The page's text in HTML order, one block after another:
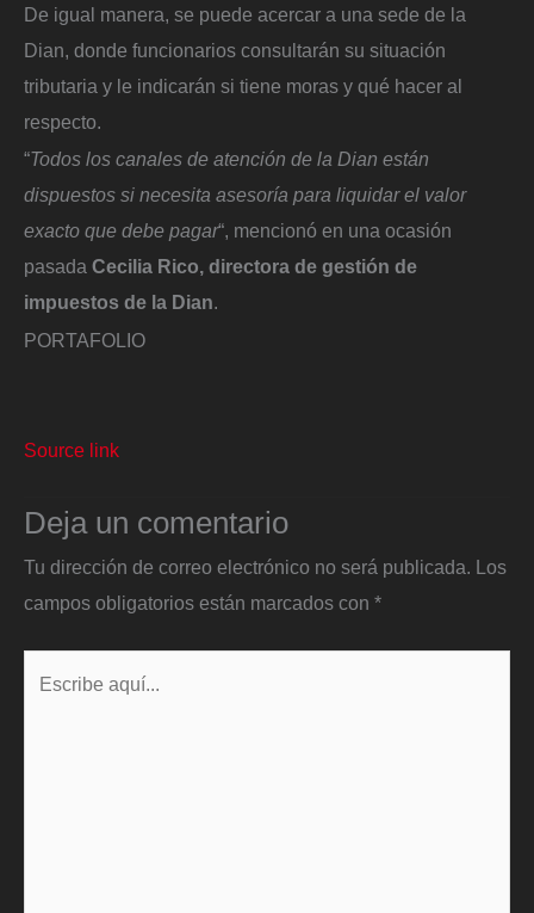
De igual manera, se puede acercar a una sede de la
Dian, donde funcionarios consultarán su situación
tributaria y le indicarán si tiene moras y qué hacer al
respecto.
“Todos los canales de atención de la Dian están
dispuestos si necesita asesoría para liquidar el valor
exacto que debe pagar“, mencionó en una ocasión
pasada Cecilia Rico, directora de gestión de
impuestos de la Dian.
PORTAFOLIO
Source link
Deja un comentario
Tu dirección de correo electrónico no será publicada. Los
campos obligatorios están marcados con *